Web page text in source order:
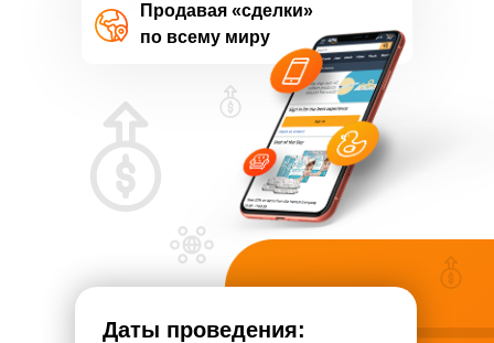
Даты проведения:
Продавая «сделки»
по всему миру